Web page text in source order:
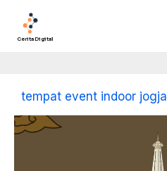
kontenCerita Digital
tempat event indoor jogja
Venue